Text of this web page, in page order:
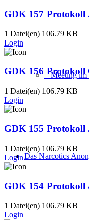
– Meeting im
Das Narcotics
GDK 157 Protokoll
1 Datei(en) 106.79 KB
Login
GDK 156 Protokoll
1 Datei(en) 106.79 KB
Login
GDK 155 Protokoll
1 Datei(en) 106.79 KB
Login
GDK 154 Protokoll
1 Datei(en) 106.79 KB
Login